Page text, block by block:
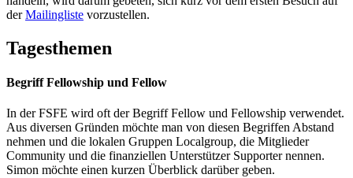
derMailingliste vorzustellen.
Tagesthemen
Begriff Fellowship und Fellow
In der FSFE wird oft der Begriff Fellow und Fellowship verwendet.
Aus diversen Gründen möchte man von diesen Begriffen Abstand
nehmen und die lokalen Gruppen Localgroup, die Mitglieder
Community und die finanziellen Unterstützer Supporter nennen.
Simon möchte einen kurzen Überblick darüber geben.